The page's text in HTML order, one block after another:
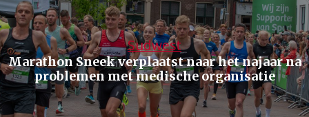
Sudwest
Marathon Sneek verplaatst naar het najaar na
problemen met medische organisatie